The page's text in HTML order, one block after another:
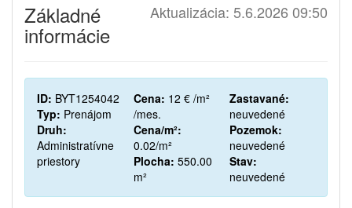
Aktualizácia: 5.6.2026 09:50
Základné
informácie
ID: BYT1254042
Typ: Prenájom
Druh:
Administratívne
priestory
Cena:
/mes.
Cena/m²:
0.02/m²
Plocha:
m²
Zastavané:
neuvedené
Pozemok:
neuvedené
Stav:
neuvedené